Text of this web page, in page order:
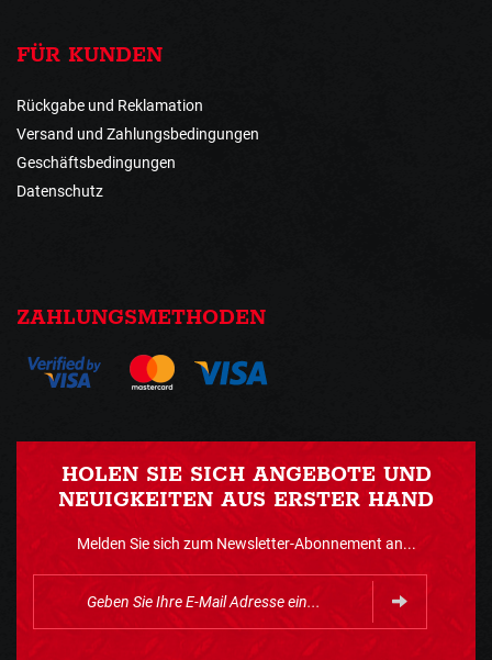
FÜR KUNDEN
Rückgabe und Reklamation
Versand und Zahlungsbedingungen
Geschäftsbedingungen
Datenschutz
ZAHLUNGSMETHODEN
HOLEN SIE SICH ANGEBOTE UND
NEUIGKEITEN AUS ERSTER HAND
Melden Sie sich zum Newsletter-Abonnement an...